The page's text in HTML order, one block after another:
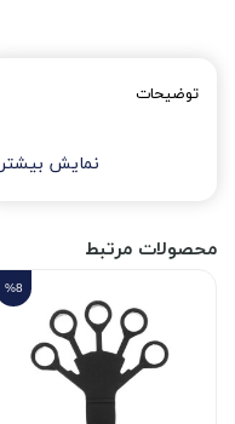
توضیحات
نمایش بیشتر
محصولات مرتبط
%8